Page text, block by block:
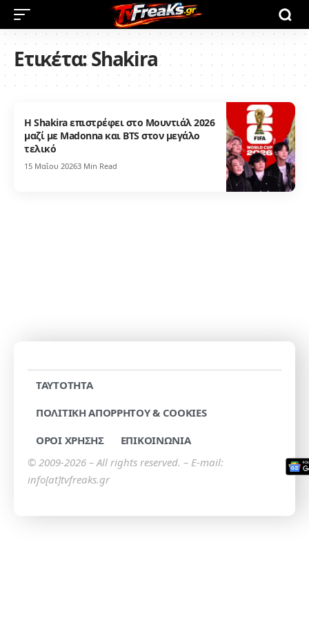
Ετικέτα:Shakira
Η Shakira επιστρέφει στο Μουντιάλ 2026
μαζί με Madonna και BTS στον μεγάλο
τελικό
15 Μαΐου 20263 Min Read
TAYTOTHTA
ΠΟΛΙΤΙΚΗ ΑΠΟΡΡΗΤΟΥ & COOKIES
ΟΡΟΙ ΧΡΗΣΗΣ
ΕΠΙΚΟΙΝΩΝΙΑ
© 2009-2026 – All rights reserved. – E-mail:
info[at]tvfreaks.gr